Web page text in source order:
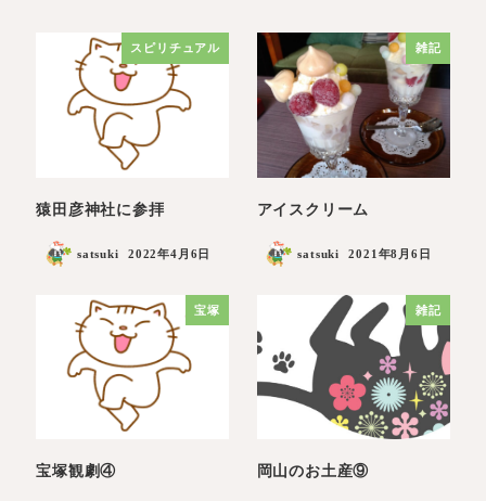
スピリチュアル
猿田彦神社に参拝
satsuki 2022年4月6日
雑記
アイスクリーム
satsuki 2021年8月6日
宝塚
宝塚観劇④
雑記
岡山のお土産⑨